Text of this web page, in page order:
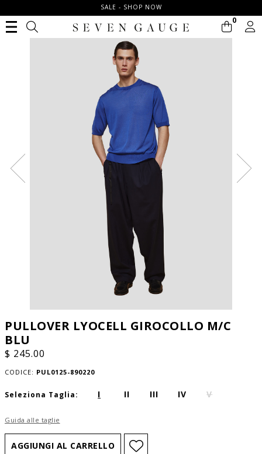
SALE - SHOP NOW
0
PULLOVER LYOCELL GIROCOLLO M/C
BLU
$ 245.00
CODICE: PUL0125-890220
Seleziona Taglia: I II III IV V
Guida alle taglie